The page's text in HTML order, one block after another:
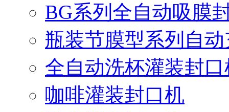
BG系列全自动吸膜
瓶装节膜型系列自
全自动洗杯灌装封口
咖啡灌装封口机